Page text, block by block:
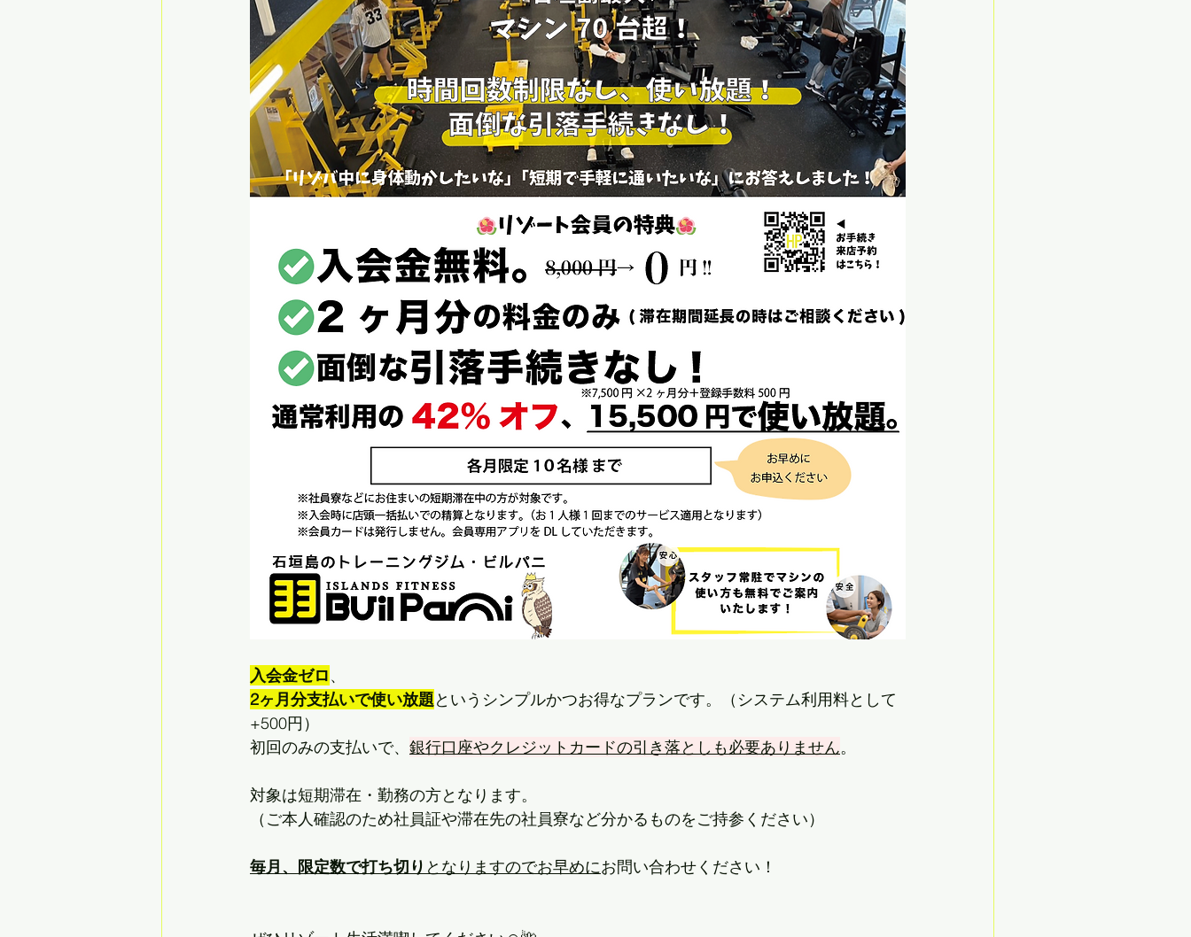
入会金ゼロ、
2ヶ月分支払いで使い放題というシンプルかつお得なプランです。（システム利用料として
+500円）
初回のみの支払いで、 銀行口座やクレジットカードの引き落としも必要ありません。
対象は短期滞在・勤務の方となります。
（ご本人確認のため社員証や滞在先の社員寮など分かるものをご持参ください）
毎月、限定数で打ち切り となりますのでお早めにお問い合わせください！